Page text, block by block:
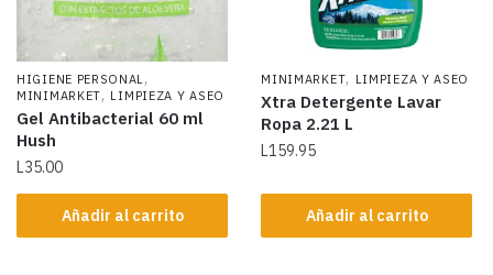
HIGIENE PERSONAL,
MINIMARKET, LIMPIEZA Y ASEO
Gel Antibacterial 60 ml
Hush
L35.00
Añadir al carrito
MINIMARKET, LIMPIEZA Y ASEO
Xtra Detergente Lavar
Ropa 2.21 L
L159.95
Añadir al carrito